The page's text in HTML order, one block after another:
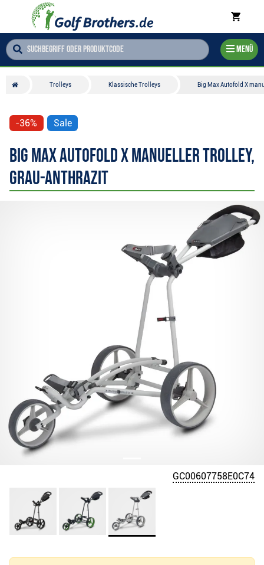
Menü
Trolleys Klassische Trolleys Big Max Autofold X
-36% Sale
Big Max Autofold X manueller Trolley,
grau-anthrazit
GC00607758E0C74